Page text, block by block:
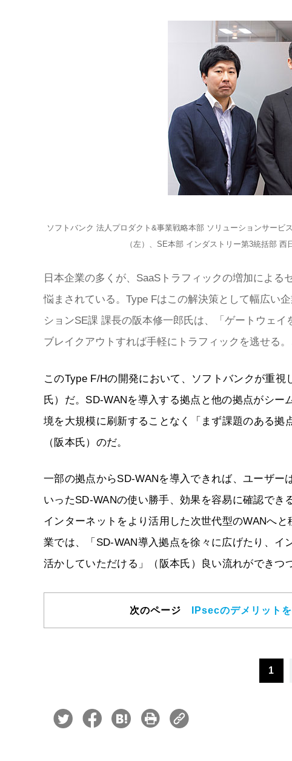
ソフトバンク 法人プロダクト&事業戦略本部 ソリューションサー
（左）、SE本部 インダストリー第3統括部
日本企業の多くが、SaaSトラフィックの増加によ
悩まされている。Type Fはこの解決策として幅広い
ションSE課 課長の阪本修一郎氏は、「ゲートウェ
ブレイクアウトすれば手軽にトラフィックを逃せる
このType F/Hの開発において、ソフトバンクが重
氏）だ。SD-WANを導入する拠点と他の拠点がシ
境を大規模に刷新することなく「まず課題のある拠
（阪本氏）のだ。
一部の拠点からSD-WANを導入できれば、ユーザ
いったSD-WANの使い勝手、効果を容易に確認でき
インターネットをより活用した次世代型のWANへ
業では、「SD-WAN導入拠点を徐々に広げたり、
活かしていただける」（阪本氏）良い流れができつ
次のページ IPsecのデメリット
1